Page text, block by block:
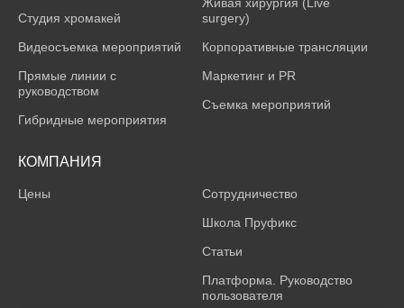
Студия хромакей
Видеосъемка мероприятий
Прямые линии с
руководством
Гибридные мероприятия
surgery)
Корпоративные трансляции
Маркетинг и PR
Съемка мероприятий
КОМПАНИЯ
Цены
Сотрудничество
Школа Пруфикс
Статьи
Платформа. Руководство
пользователя